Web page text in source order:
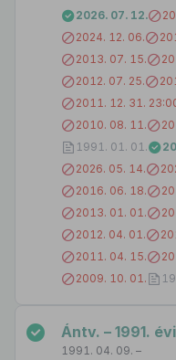
2026. 07. 12.
2024. 12. 06.
2013. 07. 15.
2012. 07. 25.
2011. 12. 31.
2010. 08. 11.
1991. 01. 01.
2026. 05. 14.
2016. 06. 18.
2013. 01. 01.
2012. 04. 01.
2011. 04. 15.
2009. 10. 01.
Ántv. – 1991.
1991. 04. 09. –